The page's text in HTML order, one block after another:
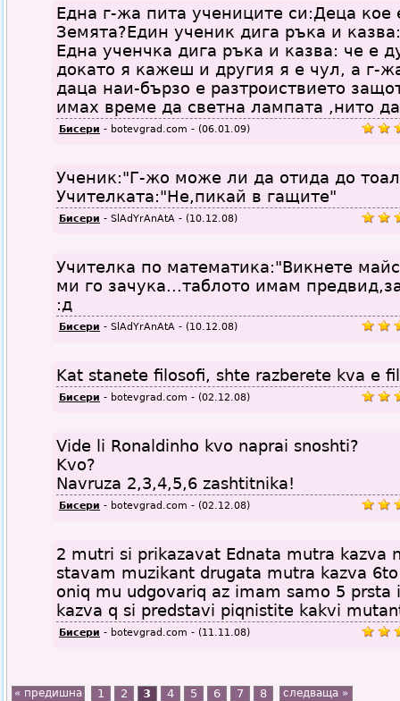
Една г-жа пита учениците си:Деца кое
Земята?Един ученик дига ръка и
Една ученчка дига ръка и казва: че е
докато я кажеш и другия я е чул, а г-
даца наи-бързо е разтроиствието
имах време да светна лампата ,нито
Бисери - botevgrad.com - (06.01.09)
Ученик:"Г-жо може ли да отида до
Учителката:"Не,пикай в гащите"
Бисери - SlAdYrAnAtA - (10.12.08)
Учителка по математика:"Викнете
ми го зачука...таблото имам
:д
Бисери - SlAdYrAnAtA - (10.12.08)
Kat stanete filosofi, shte razberete kva e
Бисери - botevgrad.com - (02.12.08)
Vide li Ronaldinho kvo naprai snoshti?
Kvo?
Navruza 2,3,4,5,6 zashtitnika!
Бисери - botevgrad.com - (02.12.08)
2 mutri si prikazavat Ednata mutra kazva
stavam muzikant drugata mutra kazva
oniq mu udgovariq az imam samo 5 prsta
kazva q si predstavi piqnistite kakvi
Бисери - botevgrad.com - (11.11.08)
« предишна 1 2 3 4 5 6 7 8 следваща »